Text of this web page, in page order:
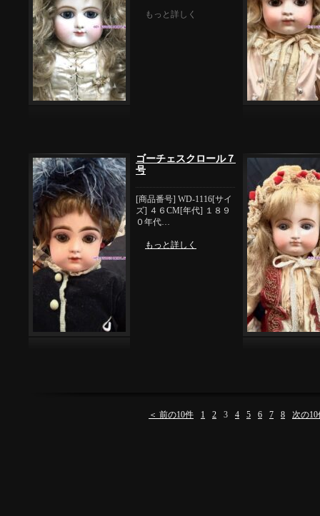
もっと詳しく
ゴーチェスクロール７
号
[商品番号] WD-1116[サイ
ズ] ４６CM[年代] １８９
０年代…
もっと詳しく
＜ 前の10件 1 2 3 4 5 6 7 8 次の